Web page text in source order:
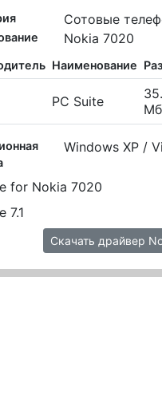
Сотовые
Nokia 7020
Наименование
PC Suite
Мб
Windows XP /
for Nokia 7020
7.1
Скачать драйвер